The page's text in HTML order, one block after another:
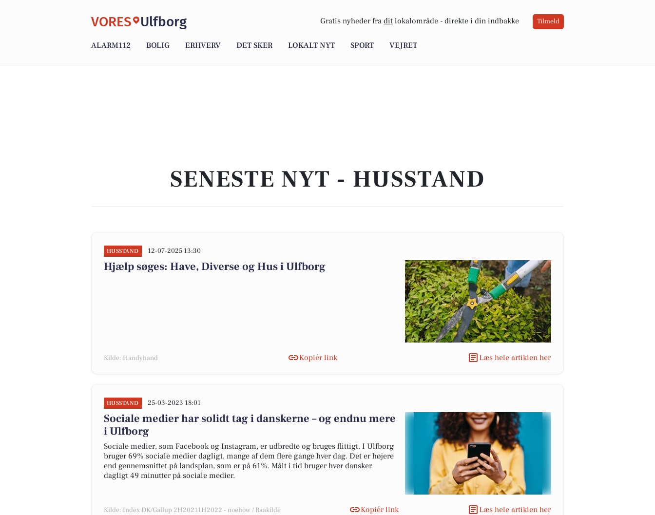
VORES Ulfborg Gratis nyheder fra dit lokalområde - direkte i din indbakke Tilmeld
ALARM112 BOLIG ERHVERV DET SKER LOKALT NYT SPORT VEJRET
SENESTE NYT - HUSSTAND
HUSSTAND 12-07-2025 13:30
Hjælp søges: Have, Diverse og Hus i Ulfborg
Kilde: Handyhand Kopiér link Læs hele artiklen her
HUSSTAND 25-03-2023 18:01
Sociale medier har solidt tag i danskerne – og endnu mere
i Ulfborg
Sociale medier, som Facebook og Instagram, er udbredte og bruges flittigt. I Ulfborg
bruger 69% sociale medier dagligt, mange af dem flere gange hver dag. Det er højere
end gennemsnittet på landsplan, som er på 61%. Målt i tid bruger hver dansker
dagligt 49 minutter på sociale medier.
Kilde: Index DK/Gallup 2H20211H2022 - noehow / Raakilde Kopiér link Læs hele artiklen her